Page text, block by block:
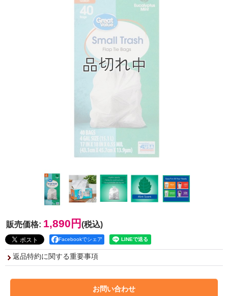
販売価格: 1,890円 (税込)
Facebookでシェア
返品特約に関する重要事項